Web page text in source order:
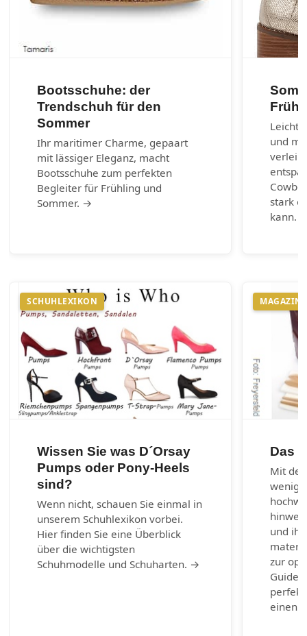
Bootsschuhe: der
Trendschuh für den
Sommer
Ihr maritimer Charme, gepaart
mit lässiger Eleganz, macht
Bootsschuhe zum perfekten
Begleiter für Frühling und
Sommer. →
und
stark
kann.
SCHUHLEXIKON
Wissen Sie was D´Orsay
Pumps oder Pony-Heels
sind?
Wenn nicht, schauen Sie einmal in
unserem Schuhlexikon vorbei.
Hier finden Sie eine Überblick
über die wichtigsten
Schuhmodelle und Schuharten. →
MAGAZIN
Das
Mit
wenig
und
zur
Guide
einen